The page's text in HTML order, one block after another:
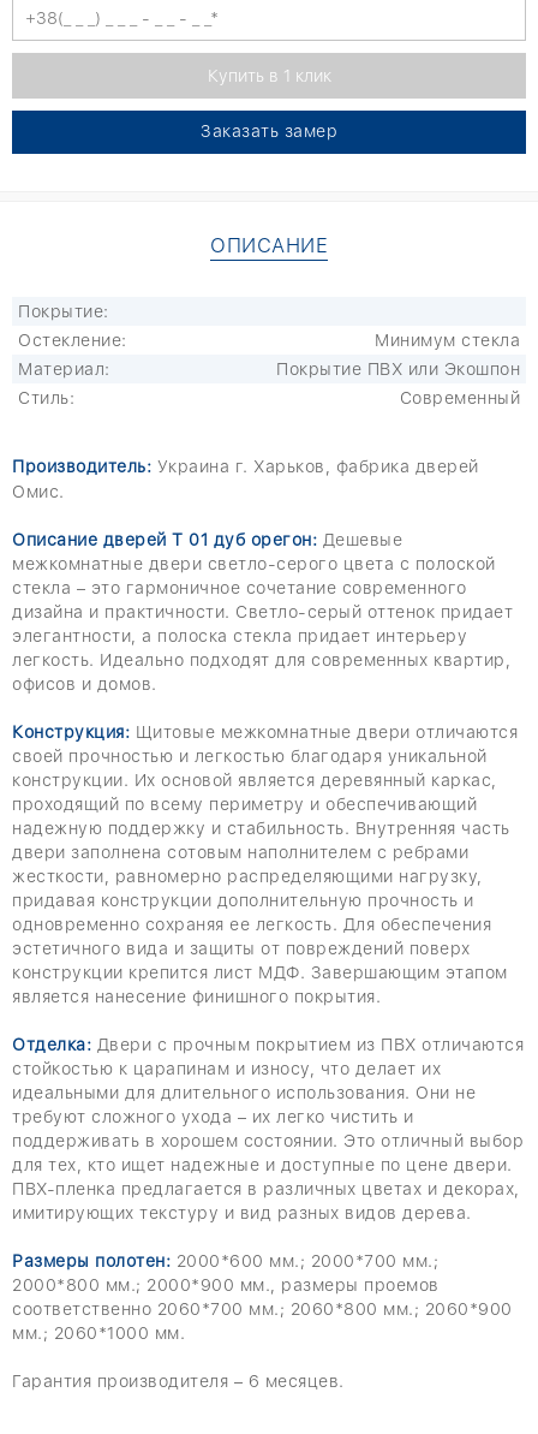
Заказать замер
ОПИСАНИЕ
Покрытие:
Остекление:
Минимум стекла
Материал:
Покрытие ПВХ или Экошпон
Стиль:
Современный
Производитель: Украина г. Харьков, фабрика дверей
Омис.
Описание дверей Т 01 дуб орегон: Дешевые
межкомнатные двери светло-серого цвета с полоской
стекла – это гармоничное сочетание современного
дизайна и практичности. Светло-серый оттенок придает
элегантности, а полоска стекла придает интерьеру
легкость. Идеально подходят для современных квартир,
офисов и домов.
Конструкция: Щитовые межкомнатные двери отличаются
своей прочностью и легкостью благодаря уникальной
конструкции. Их основой является деревянный каркас,
проходящий по всему периметру и обеспечивающий
надежную поддержку и стабильность. Внутренняя часть
двери заполнена сотовым наполнителем с ребрами
жесткости, равномерно распределяющими нагрузку,
придавая конструкции дополнительную прочность и
одновременно сохраняя ее легкость. Для обеспечения
эстетичного вида и защиты от повреждений поверх
конструкции крепится лист МДФ. Завершающим этапом
является нанесение финишного покрытия.
Отделка: Двери с прочным покрытием из ПВХ отличаются
стойкостью к царапинам и износу, что делает их
идеальными для длительного использования. Они не
требуют сложного ухода – их легко чистить и
поддерживать в хорошем состоянии. Это отличный выбор
для тех, кто ищет надежные и доступные по цене двери.
ПВХ-пленка предлагается в различных цветах и ​​декорах,
имитирующих текстуру и вид разных видов дерева.
Размеры полотен: 2000*600 мм.; 2000*700 мм.;
2000*800 мм.; 2000*900 мм., размеры проемов
соответственно 2060*700 мм.; 2060*800 мм.; 2060*900
мм.; 2060*1000 мм.
Гарантия производителя – 6 месяцев.